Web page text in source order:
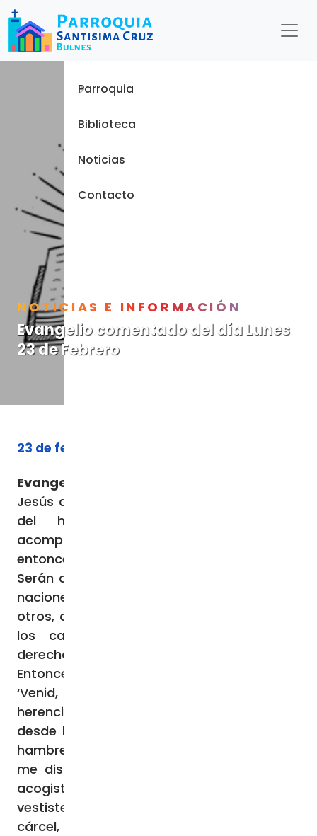
NOTICIAS E INFORMACIÓN
Evangelio comentado del día Lunes
23 de Febrero
23 de febrero de 2026
Evangelio (
Jesús dijo a sus discípulos: «Cuando el Hijo
del hombre venga en su gloria
acompañado de todos sus ángeles,
entonces se sentará en su trono de gloria.
Serán congregadas delante de Él todas las
naciones, y Él separará a los unos de los
otros, como el pastor separa las ovejas de
los cabritos. Pondrá las ovejas a su
derecha, y los cabritos a su izquierda.
Entonces dirá el Rey a los de su derecha:
‘Venid, benditos de mi Padre, recibid la
herencia del Reino preparado para vosotros
desde la creación del mundo. Porque tuve
hambre, y me disteis de comer; tuve sed, y
me disteis de beber; era forastero, y me
acogisteis; estaba desnudo, y me
vestisteis; enfermo, y me visitasteis; en la
cárcel, y vinisteis a verme’. Entonces los
Menu
Inicio
Parroquia
Biblioteca
Noticias
Contacto